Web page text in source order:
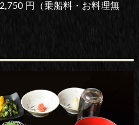
円（乗船料・お料理無